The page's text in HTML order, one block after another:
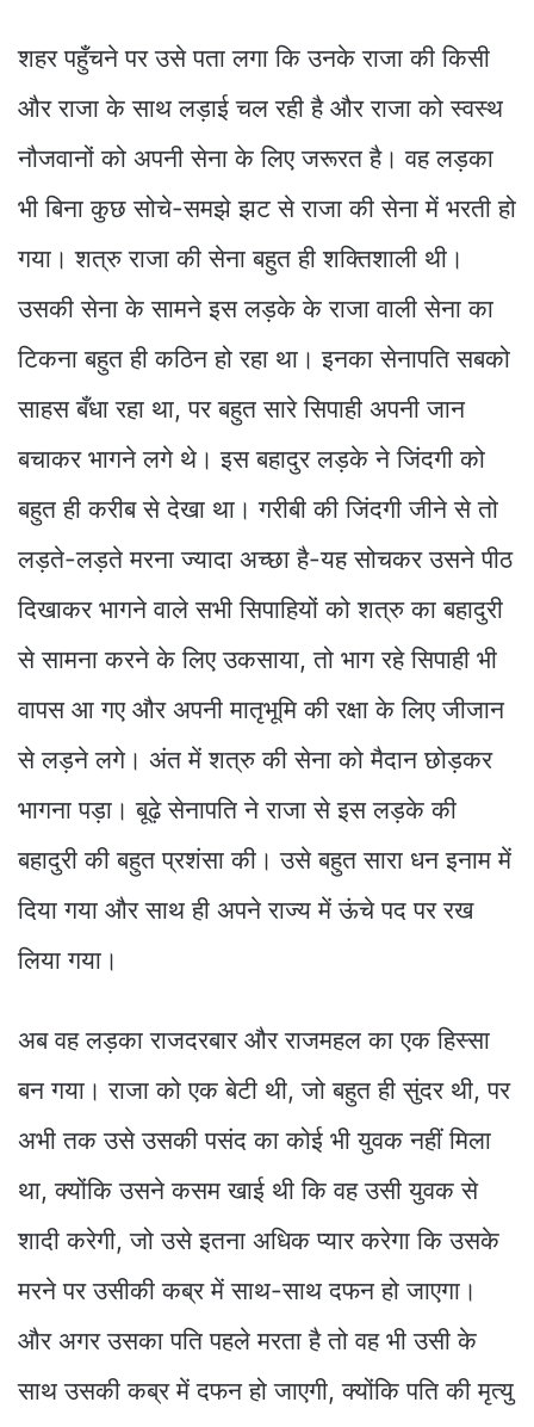
शहर पहुँचने पर उसे पता लगा कि उनके राजा की किसी
और राजा के साथ लड़ाई चल रही है और राजा को स्वस्थ
नौजवानों को अपनी सेना के लिए जरूरत है। वह लड़का
भी बिना कुछ सोचे-समझे झट से राजा की सेना में भरती हो
गया। शत्रु राजा की सेना बहुत ही शक्तिशाली थी।
उसकी सेना के सामने इस लड़के के राजा वाली सेना का
टिकना बहुत ही कठिन हो रहा था। इनका सेनापति सबको
साहस बँधा रहा था, पर बहुत सारे सिपाही अपनी जान
बचाकर भागने लगे थे। इस बहादुर लड़के ने जिंदगी को
बहुत ही करीब से देखा था। गरीबी की जिंदगी जीने से तो
लड़ते-लड़ते मरना ज्यादा अच्छा है-यह सोचकर उसने पीठ
दिखाकर भागने वाले सभी सिपाहियों को शत्रु का बहादुरी
से सामना करने के लिए उकसाया, तो भाग रहे सिपाही भी
वापस आ गए और अपनी मातृभूमि की रक्षा के लिए जीजान
से लड़ने लगे। अंत में शत्रु की सेना को मैदान छोड़कर
भागना पड़ा। बूढ़े सेनापति ने राजा से इस लड़के की
बहादुरी की बहुत प्रशंसा की। उसे बहुत सारा धन इनाम में
दिया गया और साथ ही अपने राज्य में ऊंचे पद पर रख
लिया गया।
अब वह लड़का राजदरबार और राजमहल का एक हिस्सा
बन गया। राजा को एक बेटी थी, जो बहुत ही सुंदर थी, पर
अभी तक उसे उसकी पसंद का कोई भी युवक नहीं मिला
था, क्योंकि उसने कसम खाई थी कि वह उसी युवक से
शादी करेगी, जो उसे इतना अधिक प्यार करेगा कि उसके
मरने पर उसीकी कब्र में साथ-साथ दफन हो जाएगा।
और अगर उसका पति पहले मरता है तो वह भी उसी के
साथ उसकी कब्र में दफन हो जाएगी, क्योंकि पति की मृत्यु